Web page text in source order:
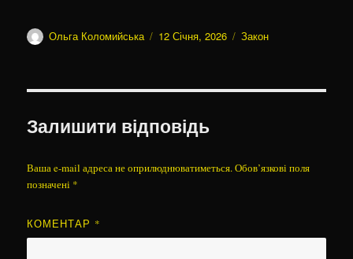
Автор
Ольга Коломийська Оприлюднено
12 Січня, 2026 Категорії
Закон
Залишити відповідь
Ваша e-mail адреса не оприлюднюватиметься.Обов’язкові поля
позначені *
КОМЕНТАР *